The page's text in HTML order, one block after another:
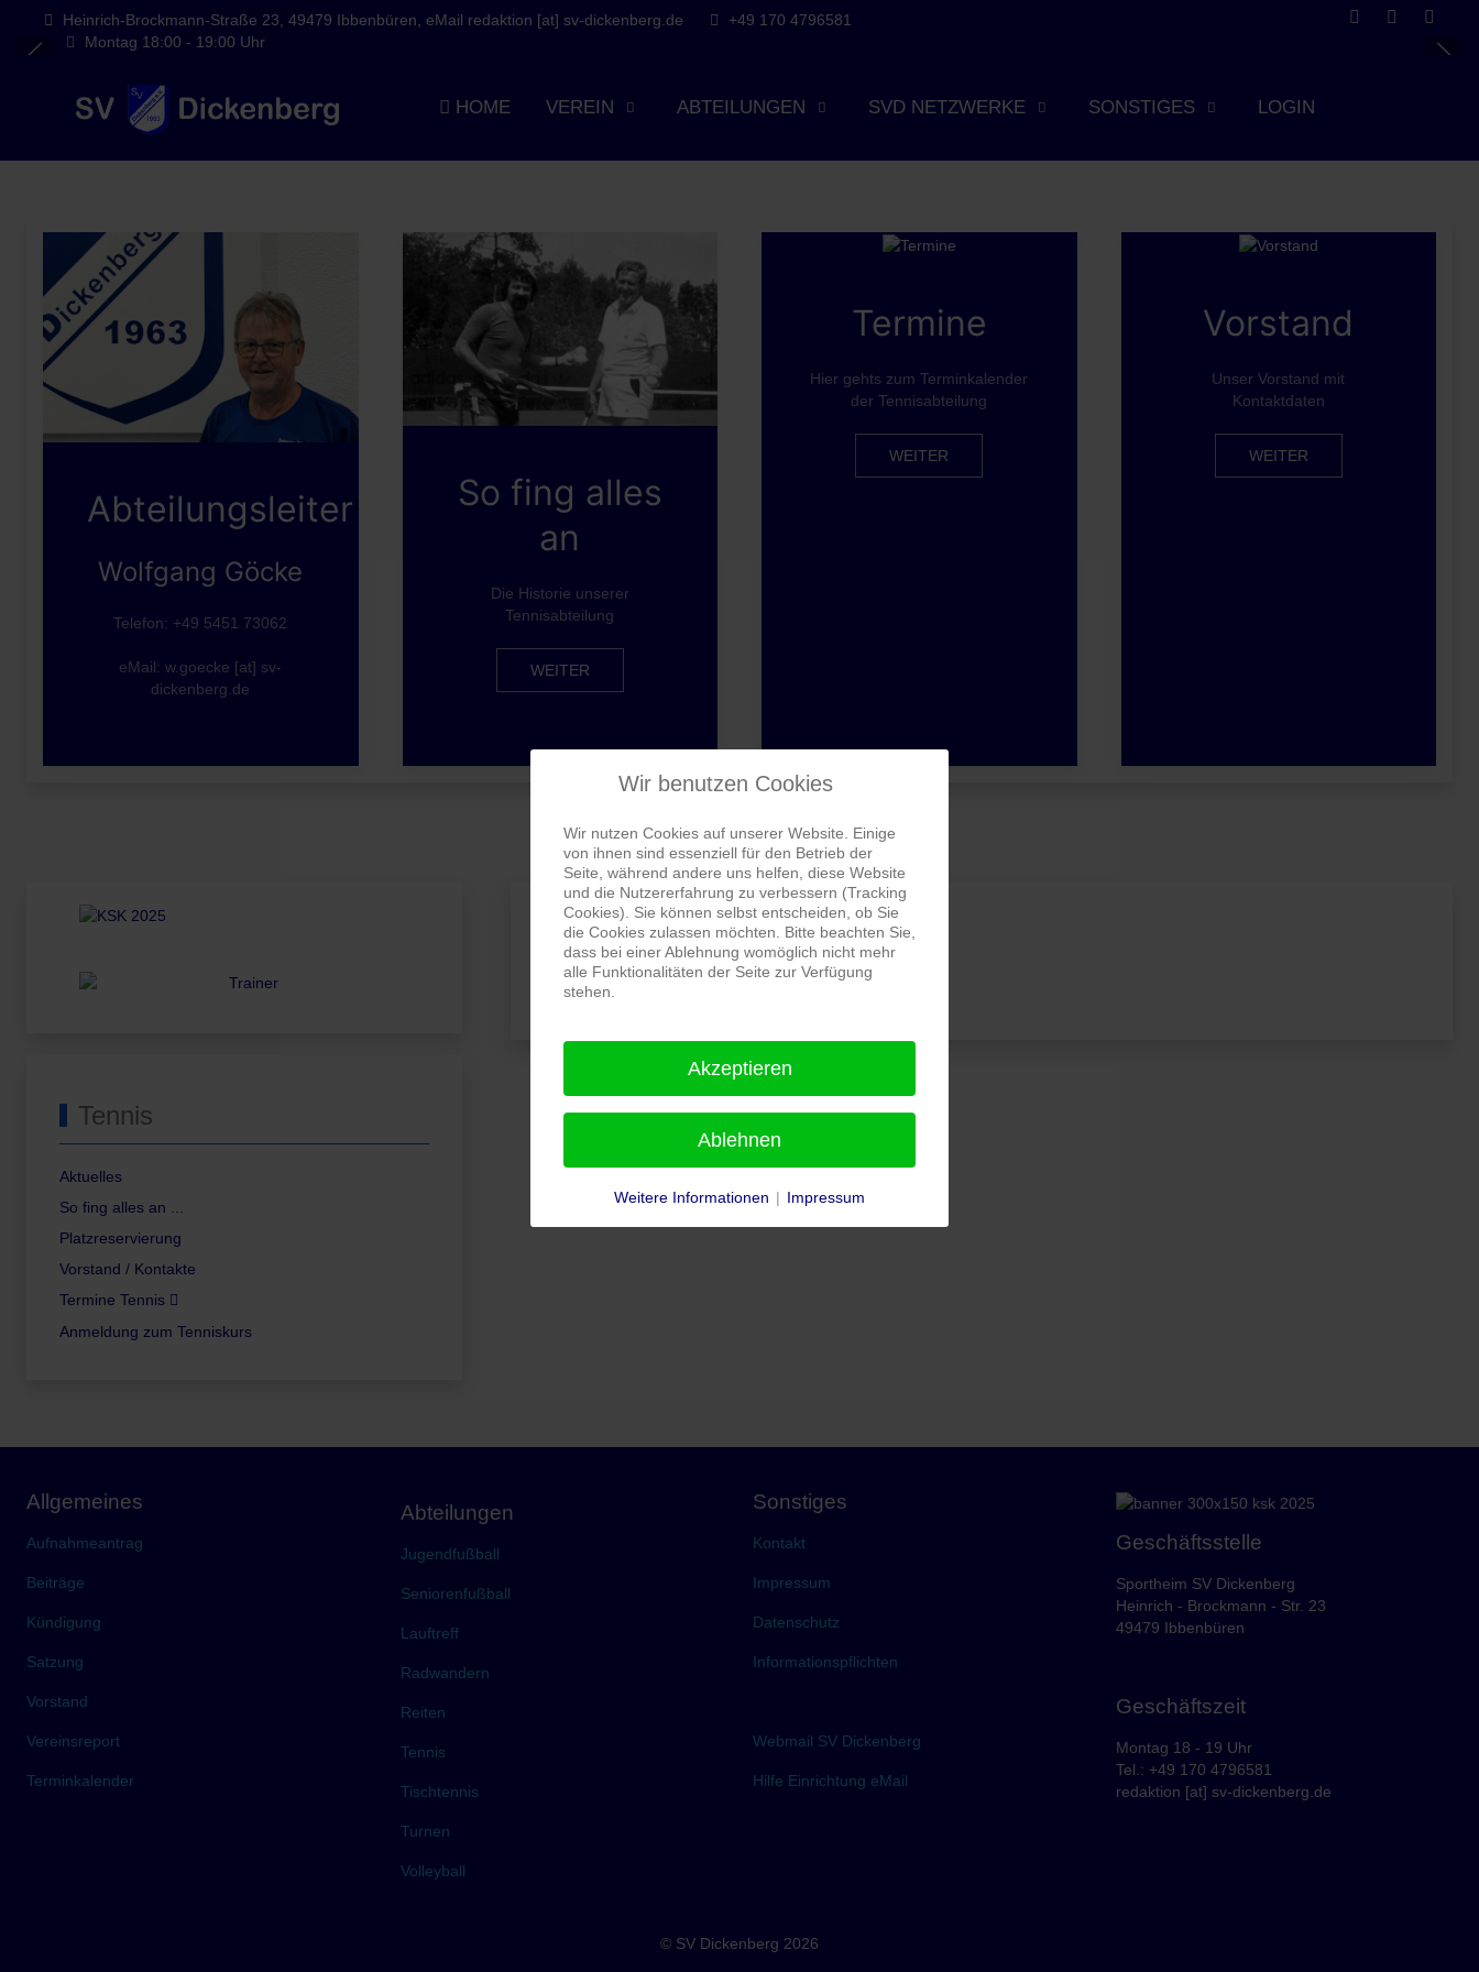
Heinrich-Brockmann-Straße 23, 49479 Ibbenbüren, eMail redaktion [at] sv-dickenberg.de
+49 170 4796581
Montag 18:00 - 19:00 Uhr
HOME VEREIN ABTEILUNGEN SVD NETZWERKE SONSTIGES LOGIN
Abteilungsleiter
Wolfgang Göcke
Telefon: +49 5451 73062
eMail: w.goecke [at] sv-
dickenberg.de
So fing alles
an
Die Historie unserer
Tennisabteilung
WEITER
Termine
Hier gehts zum Terminkalender
der Tennisabteilung
WEITER
Vorstand
Unser Vorstand mit
Kontaktdaten
WEITER
Tennis
Aktuelles
So fing alles an ...
Platzreservierung
Vorstand / Kontakte
Termine Tennis
Anmeldung zum Tenniskurs
Tenniskalender
Uwe Wiethölter
Allgemeines
Aufnahmeantrag
Beiträge
Kündigung
Satzung
Vorstand
Vereinsreport
Terminkalender
Abteilungen
Jugendfußball
Seniorenfußball
Lauftreff
Radwandern
Reiten
Tennis
Tischtennis
Turnen
Volleyball
Sonstiges
Kontakt
Impressum
Datenschutz
Informationspflichten
Webmail SV Dickenberg
Hilfe Einrichtung eMail
Geschäftsstelle
Sportheim SV Dickenberg
Heinrich - Brockmann - Str. 23
49479 Ibbenbüren
Geschäftszeit
Montag 18 - 19 Uhr
Tel.: +49 170 4796581
redaktion [at] sv-dickenberg.de
© SV Dickenberg 2026
Wir benutzen Cookies
Wir nutzen Cookies auf unserer Website. Einige
von ihnen sind essenziell für den Betrieb der
Seite, während andere uns helfen, diese Website
und die Nutzererfahrung zu verbessern (Tracking
Cookies). Sie können selbst entscheiden, ob Sie
die Cookies zulassen möchten. Bitte beachten Sie,
dass bei einer Ablehnung womöglich nicht mehr
alle Funktionalitäten der Seite zur Verfügung
stehen.
Akzeptieren
Ablehnen
Weitere Informationen | Impressum